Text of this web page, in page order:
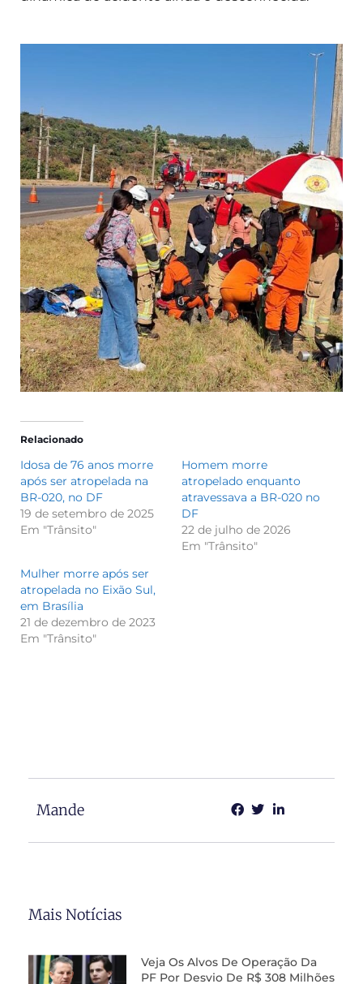
Relacionado
Idosa de 76 anos morre
após ser atropelada na
BR-020, no DF
19 de setembro de 2025
Em "Trânsito"
Homem morre
atropelado enquanto
atravessava a BR-020 no
DF
22 de julho de 2026
Em "Trânsito"
Mulher morre após ser
atropelada no Eixão Sul,
em Brasília
21 de dezembro de 2023
Em "Trânsito"
Mande
Mais Notícias
Veja Os Alvos De Operação Da
PF Por Desvio De R$ 308 Milhões